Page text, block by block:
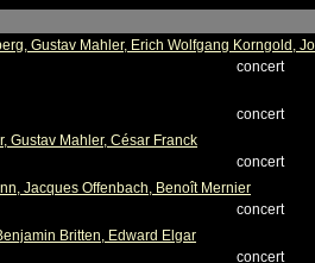
Gustav Mahler, Erich Wolfgang Korngold,
concert
concert
Gustav Mahler, César Franck
concert
Jacques Offenbach, Benoît Mernier
concert
Britten, Edward Elgar
concert